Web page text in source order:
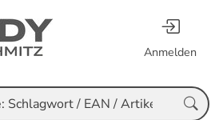
Anmelden